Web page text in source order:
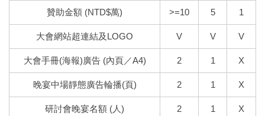
贊助金額 (NTD$萬) >=10 5 1
大會網站超連結及LOGO V V V
大會手冊(海報)廣告 (內頁／A4) 2 1 X
晚宴中場靜態廣告輪播(頁) 2 1 X
研討會晚宴名額 (人) 2 1 X